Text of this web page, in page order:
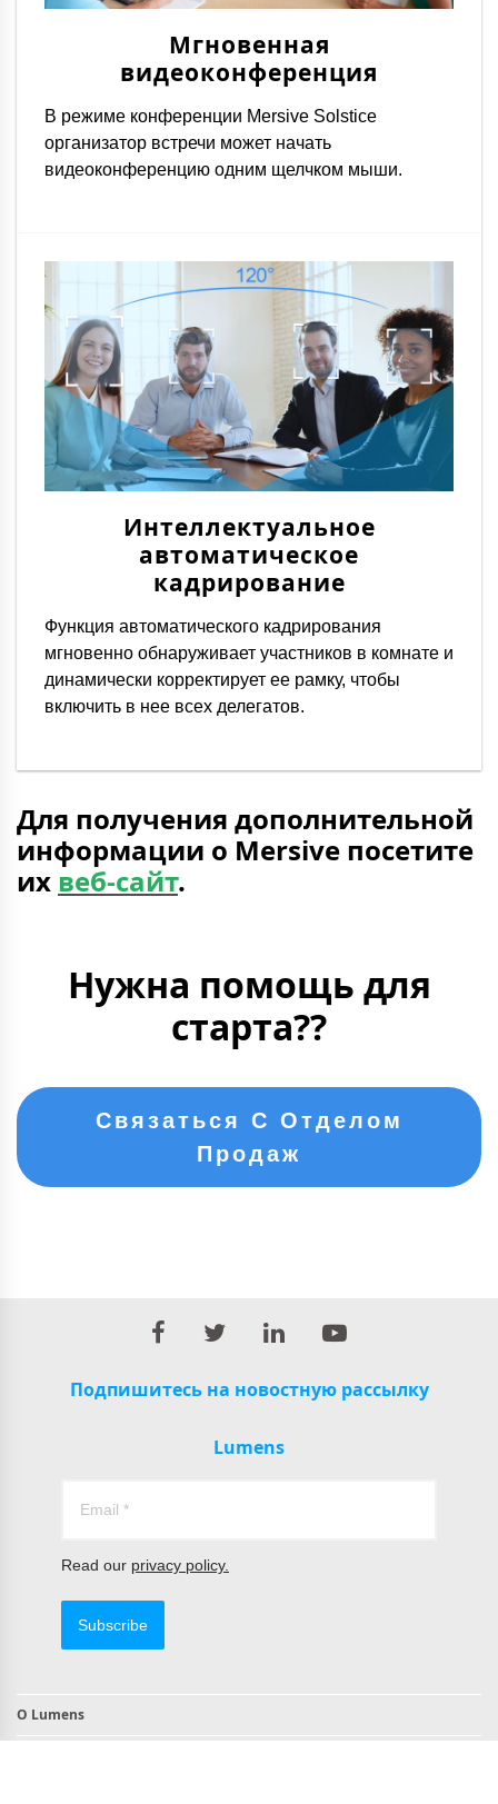
Мгновенная
видеоконференция
В режиме конференции Mersive Solstice
организатор встречи может начать
видеоконференцию одним щелчком мыши.
Интеллектуальное
автоматическое
кадрирование
Функция автоматического кадрирования
мгновенно обнаруживает участников в комнате и
динамически корректирует ее рамку, чтобы
включить в нее всех делегатов.
Для получения дополнительной
информации о Mersive посетите
их веб-сайт.
Нужна помощь для
старта??
Связаться С Отделом
Продаж
Подпишитесь на новостную рассылку
Lumens
Read our privacy policy.
Subscribe
О Lumens